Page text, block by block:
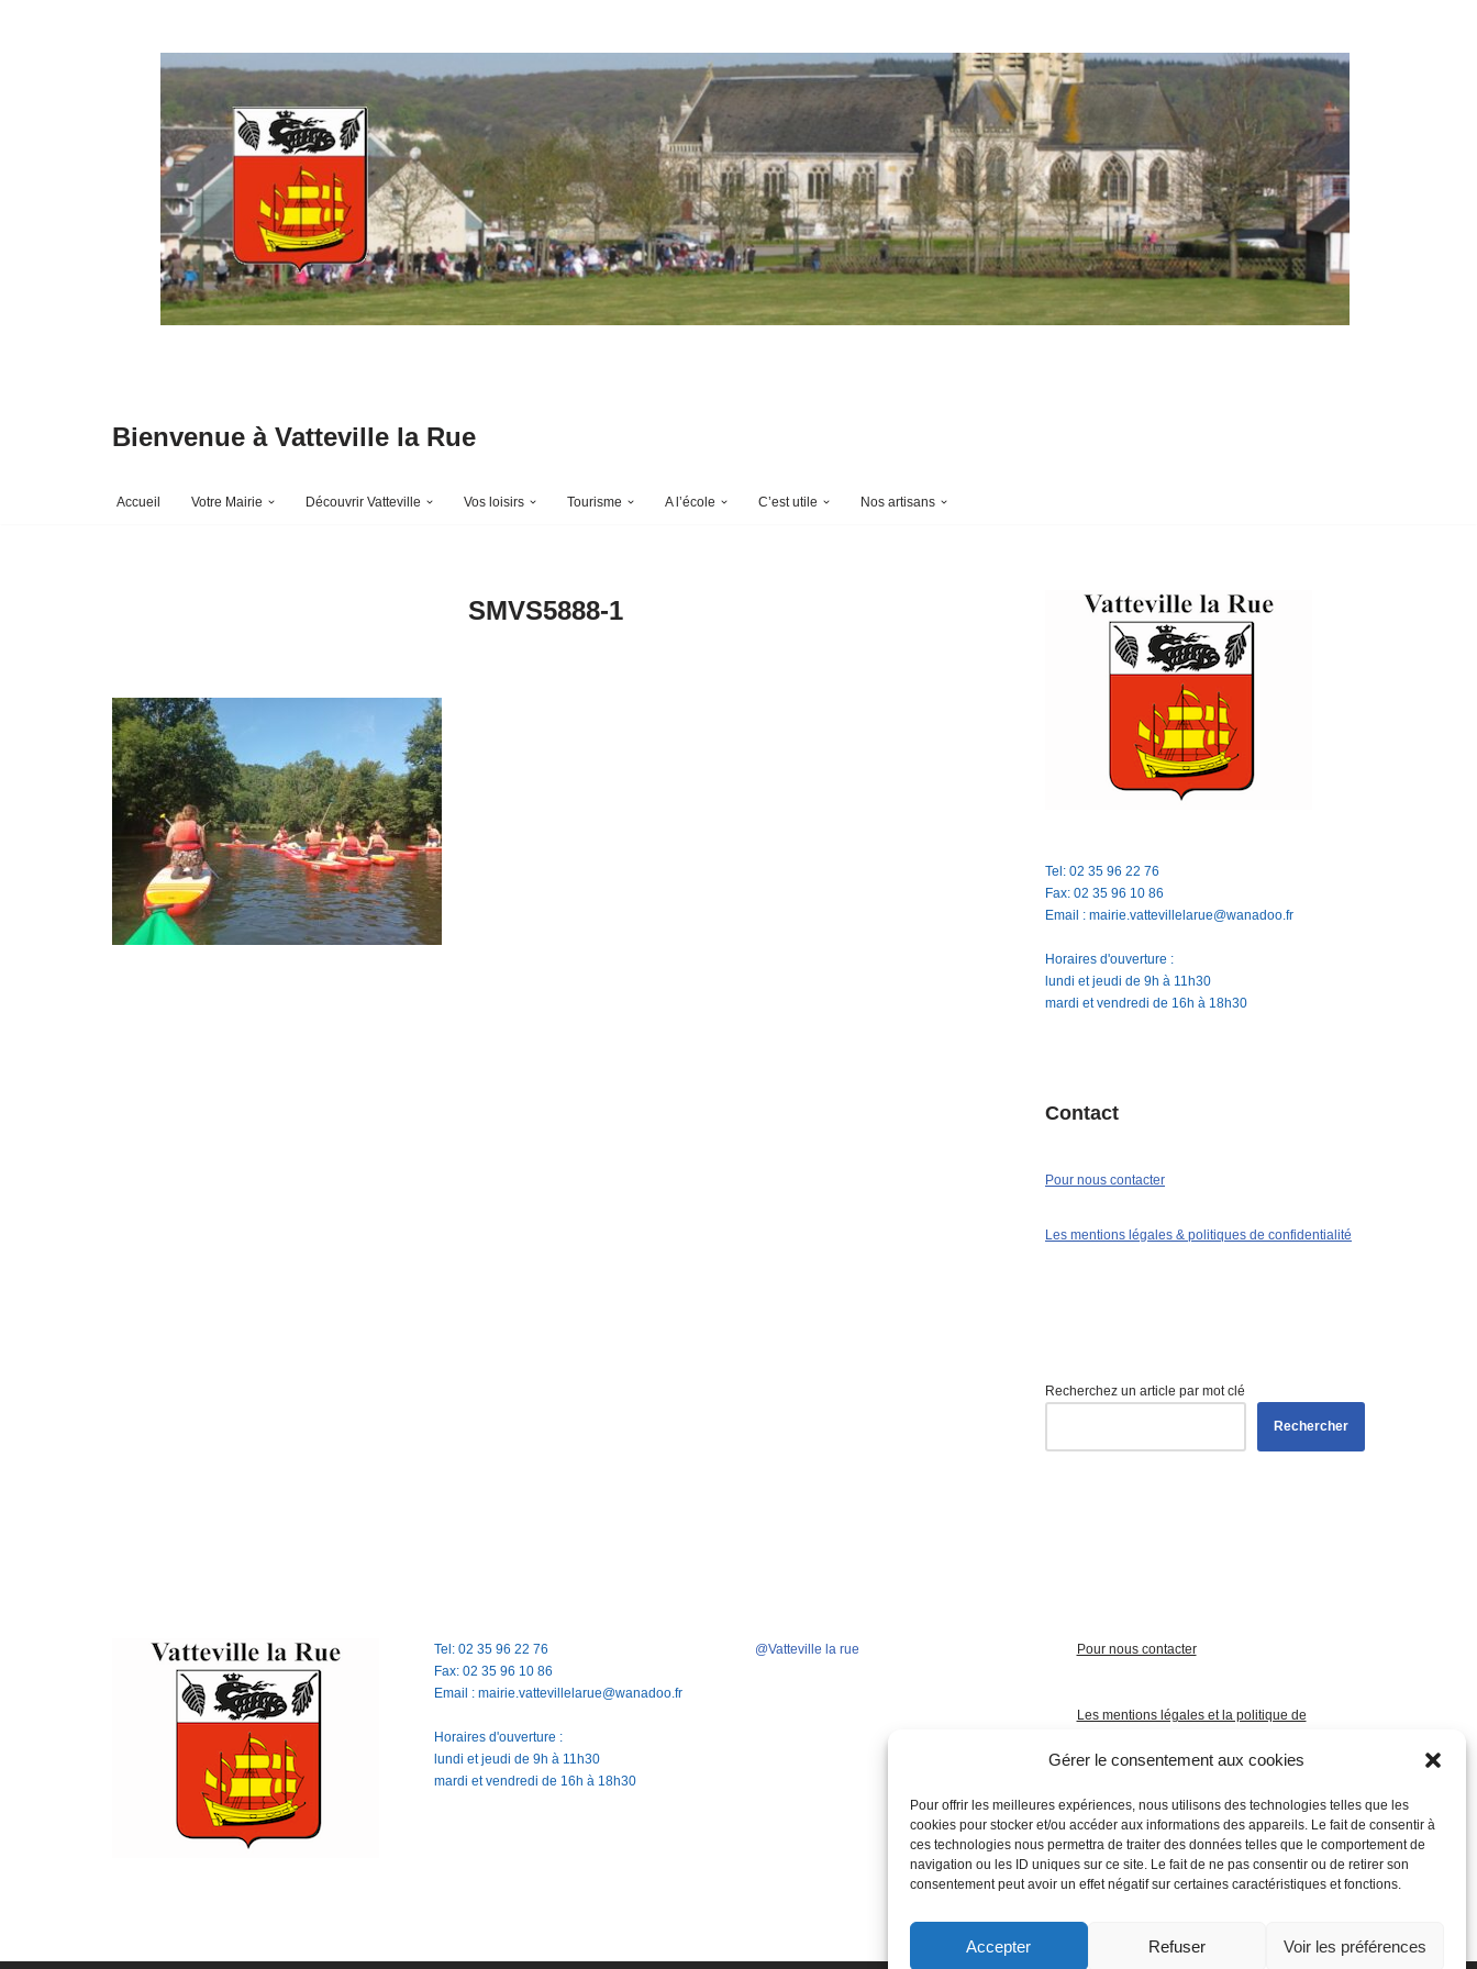
Gérer le consentement aux cookies
Pour offrir les meilleures expériences, nous utilisons des technologies telles que les
cookies pour stocker et/ou accéder aux informations des appareils. Le fait de consentir à
ces technologies nous permettra de traiter des données telles que le comportement de
navigation ou les ID uniques sur ce site. Le fait de ne pas consentir ou de retirer son
consentement peut avoir un effet négatif sur certaines caractéristiques et fonctions.
Accepter Refuser Voir les préférences
Bienvenue à Vatteville la Rue
Accueil Votre Mairie Découvrir Vatteville Vos loisirs Tourisme A l’école C’est utile Nos artisans
SMVS5888-1
Tel: 02 35 96 22 76
Fax: 02 35 96 10 86
Email : mairie.vattevillelarue@wanadoo.fr
Horaires d'ouverture :
lundi et jeudi de 9h à 11h30
mardi et vendredi de 16h à 18h30
Contact
Pour nous contacter
Les mentions légales & politiques de confidentialité
Recherchez un article par mot clé
Rechercher
Tel: 02 35 96 22 76
Fax: 02 35 96 10 86
Email : mairie.vattevillelarue@wanadoo.fr
Horaires d'ouverture :
lundi et jeudi de 9h à 11h30
mardi et vendredi de 16h à 18h30
@Vatteville la rue Pour nous contacter
Les mentions légales et la politique de